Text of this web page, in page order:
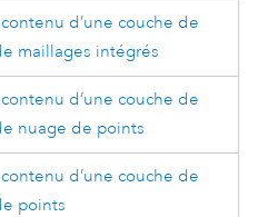
d’une couche de
maillages intégrés
d’une couche de
nuage de points
d’une couche de
points